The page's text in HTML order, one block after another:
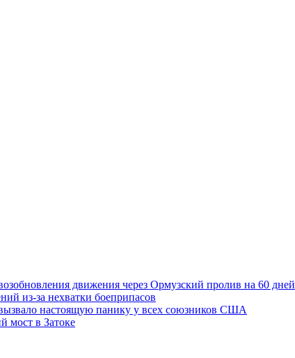
движения через Ормузский пролив на 60 дней
из-за нехватки боеприпасов
настоящую панику у всех союзников США
мост в Затоке